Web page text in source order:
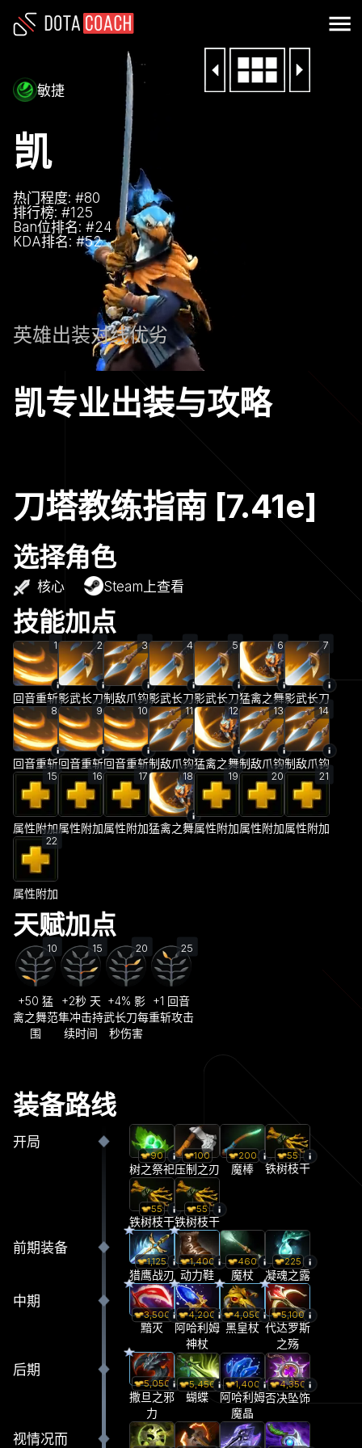
敏捷
凯
热门程度: #80
排行榜: #125
Ban位排名: #24
KDA排名: #52
英雄出装对线优劣
凯专业出装与攻略
刀塔教练指南 [7.41e]
选择角色
核心 Steam上查看
技能加点
1
回音重斩
2
影武长刀
3
制敌爪钩
4
影武长刀
5
影武长刀
6
猛禽之舞
7
影武长刀
8
回音重斩
9
回音重斩
10
回音重斩
11
制敌爪钩
12
猛禽之舞
13
制敌爪钩
14
制敌爪钩
15
属性附加
16
属性附加
17
属性附加
18
猛禽之舞
19
属性附加
20
属性附加
21
属性附加
22
属性附加
天赋加点
10
+50 猛
禽之舞范
围
15
+2秒 天
隼冲击持
续时间
20
+4% 影
武长刀每
秒伤害
25
+1 回音
重斩攻击
装备路线
开局
90
树之祭祀
100
压制之刃
200
魔棒
55
铁树枝干
55
铁树枝干
55
铁树枝干
前期装备
1,125
猎鹰战刃
1,400
动力鞋
460
魔杖
225
凝魂之露
中期
3,500
黯灭
4,200
阿哈利姆
神杖
4,050
黑皇杖
5,100
代达罗斯
之殇
后期
5,050
撒旦之邪
力
5,450
蝴蝶
1,400
阿哈利姆
魔晶
4,350
否决坠饰
视情况而